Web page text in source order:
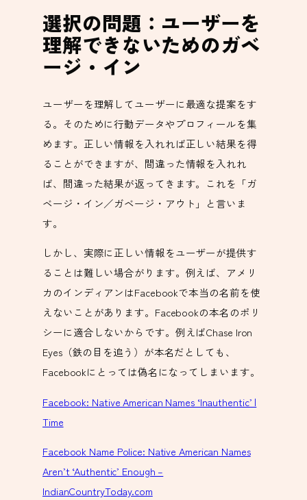
選択の問題：ユーザーを
理解できないためのガベ
ージ・イン
ユーザーを理解してユーザーに最適な提案をす
る。そのために行動データやプロフィールを集
めます。正しい情報を入れれば正しい結果を得
ることができますが、間違った情報を入れれ
ば、間違った結果が返ってきます。これを「ガ
ベージ・イン／ガベージ・アウト」と言いま
す。
しかし、実際に正しい情報をユーザーが提供す
ることは難しい場合がります。例えば、アメリ
カのインディアンはFacebookで本当の名前を使
えないことがあります。Facebookの本名のポリ
シーに適合しないからです。例えばChase Iron
Eyes（鉄の目を追う）が本名だとしても、
Facebookにとっては偽名になってしまいます。
Facebook: Native American Names ‘Inauthentic’ |
Time
Facebook Name Police: Native American Names
Aren’t ‘Authentic’ Enough –
IndianCountryToday.com